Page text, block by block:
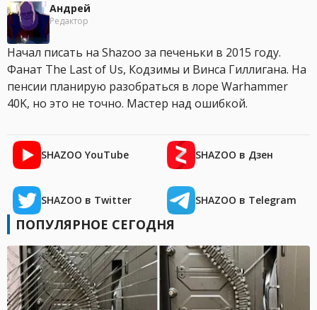
Андрей
Редактор
Начал писать на Shazoo за печеньки в 2015 году.
Фанат The Last of Us, Кодзимы и Винса Гиллигана. На
пенсии планирую разобраться в лоре Warhammer
40K, но это не точно. Мастер над ошибкой.
SHAZOO YouTube SHAZOO в Дзен
SHAZOO в Twitter SHAZOO в Telegram
ПОПУЛЯРНОЕ СЕГОДНЯ